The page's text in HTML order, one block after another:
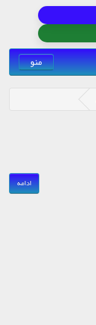
منو
ادامه